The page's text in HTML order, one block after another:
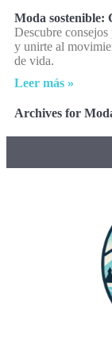
Moda sostenible:
Descubre
y unirte al
de vida.
Leer más »
Archives for